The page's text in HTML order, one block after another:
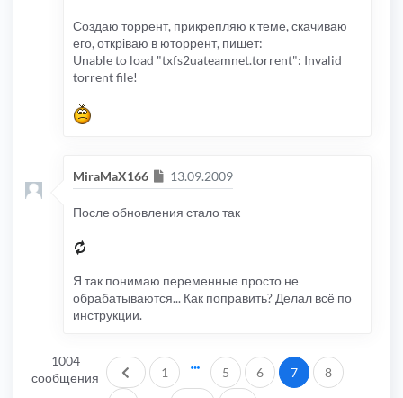
Создаю торрент, прикрепляю к теме, скачиваю
его, откріваю в юторрент, пишет:
Unable to load "txfs2uateamnet.torrent": Invalid
torrent file!
MiraMaX166 Сообщение
13.09.2009
После обновления стало так
Я так понимаю переменные просто не
обрабатываются... Как поправить? Делал всё по
инструкции.
1004
сообщения
Пред.1 5 6 7 8